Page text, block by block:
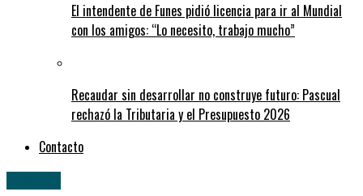
El intendente de Funes pidió licencia para ir al Mundial
con los amigos: “Lo necesito, trabajo mucho”
Recaudar sin desarrollar no construye futuro: Pascual
rechazó la Tributaria y el Presupuesto 2026
Contacto